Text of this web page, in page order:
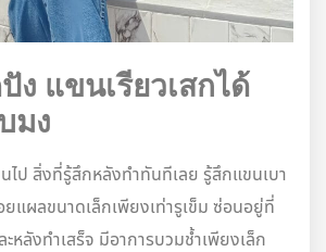
ง แขนเรียวเสกได้
มง
ไป สิ่งที่รู้สึกหลังทำทันทีเลย รู้สึกแขนเบา
แผลขนาดเล็กเพียงเท่ารูเข็ม ซ่อนอยู่ที่
หลังทำเสร็จ มีอาการบวมช้ำเพียงเล็ก